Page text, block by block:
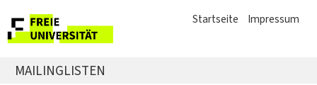
Startseite Impressum
MAILINGLISTEN